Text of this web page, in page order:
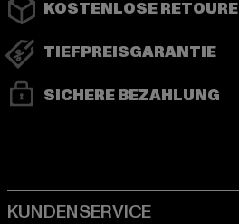
KOSTENLOSE RETOURE
TIEFPREISGARANTIE
SICHERE BEZAHLUNG